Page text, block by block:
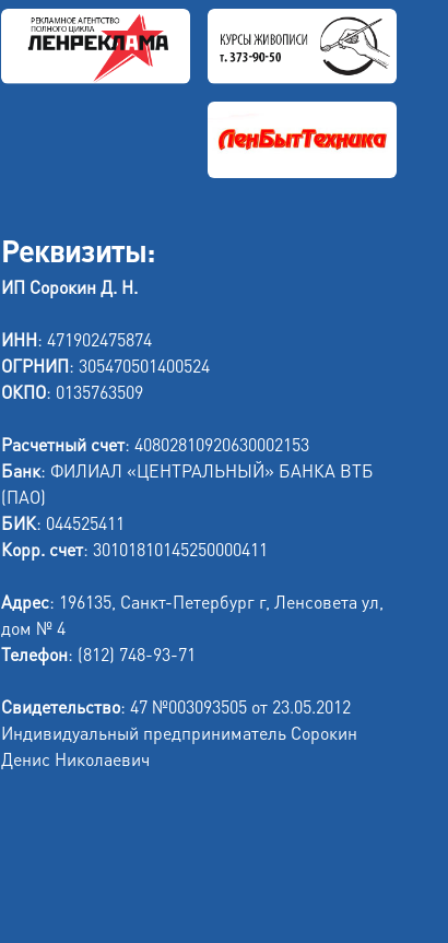
Реквизиты:
ИП Сорокин Д. Н.
ИНН: 471902475874
ОГРНИП: 305470501400524
ОКПО: 0135763509
Расчетный счет: 40802810920630002153
Банк: ФИЛИАЛ «ЦЕНТРАЛЬНЫЙ» БАНКА ВТБ
(ПАО)
БИК: 044525411
Корр. счет: 30101810145250000411
Адрес: 196135, Санкт-Петербург г, Ленсовета ул,
дом № 4
Телефон: (812) 748-93-71
Свидетельство: 47 №003093505 от 23.05.2012
Индивидуальный предприниматель Сорокин
Денис Николаевич